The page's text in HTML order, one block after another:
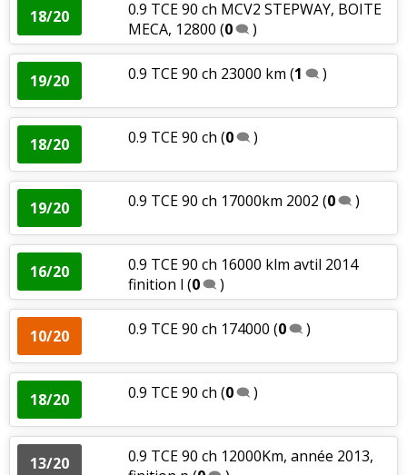
18/20
0.9 TCE 90 ch MCV2 STEPWAY, BOITE
MECA, 12800 (0 )
19/20 0.9 TCE 90 ch 23000 km (1 )
18/20 0.9 TCE 90 ch (0 )
19/20 0.9 TCE 90 ch 17000km 2002 (0 )
16/20
0.9 TCE 90 ch 16000 klm avtil 2014
finition l (0 )
10/20 0.9 TCE 90 ch 174000 (0 )
18/20 0.9 TCE 90 ch (0 )
13/20
0.9 TCE 90 ch 12000Km, année 2013,